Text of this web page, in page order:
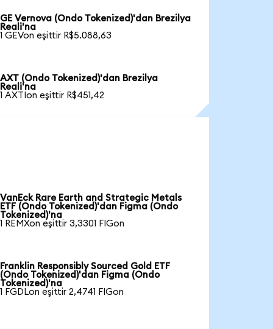
GE Vernova (Ondo Tokenized)'dan Brezilya
Reali'na
1 GEVon eşittir R$5.088,63
AXT (Ondo Tokenized)'dan Brezilya
Reali'na
1 AXTIon eşittir R$451,42
VanEck Rare Earth and Strategic Metals
ETF (Ondo Tokenized)'dan Figma (Ondo
Tokenized)'na
1 REMXon eşittir 3,3301 FIGon
Franklin Responsibly Sourced Gold ETF
(Ondo Tokenized)'dan Figma (Ondo
Tokenized)'na
1 FGDLon eşittir 2,4741 FIGon